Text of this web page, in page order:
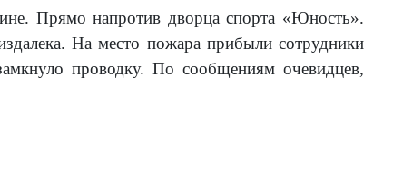
Прямо напротив дворца спорта «Юность».
На место пожара прибыли сотрудники
проводку. По сообщениям очевидцев,